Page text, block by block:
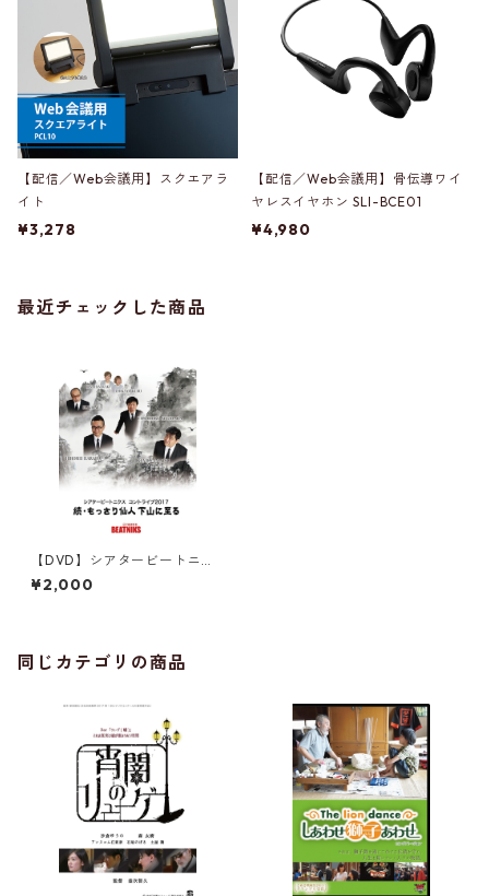
【配信／Web会議用】スクエアラ
イト
¥3,278
【配信／Web会議用】骨伝導ワイ
ヤレスイヤホン SLI-BCE01
¥4,980
最近チェックした商品
【DVD】シアタービートニク
ス コントライブ2017『続・も
っさり仙人 下山に至る』
¥2,000
同じカテゴリの商品